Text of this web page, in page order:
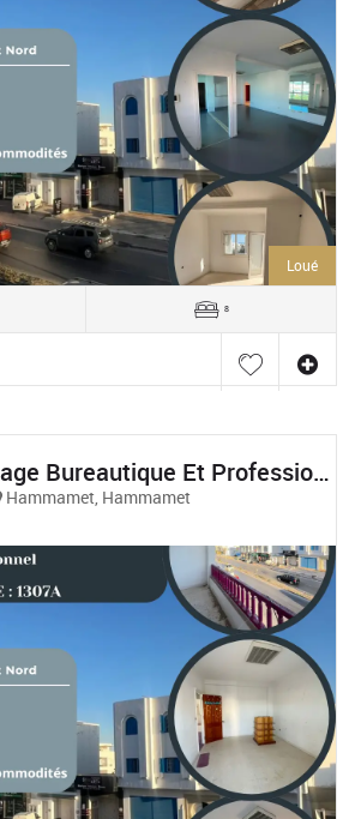
Loué
8
Etage Pour Usage Bureautique Et Professionnel À Hammamet Nord
Hammamet, Hammamet